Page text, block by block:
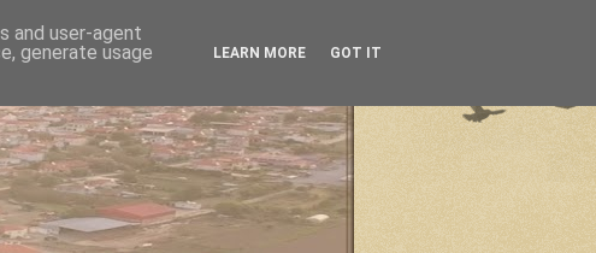
and user-agent
generate usage
LEARN MORE GOT IT